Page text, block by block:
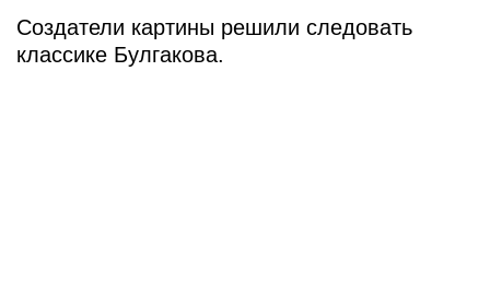
Создатели картины решили следовать
классике Булгакова.